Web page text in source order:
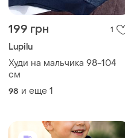
199 грн 1
Lupilu
Худи на мальчика 98-104
см
98 и еще 1